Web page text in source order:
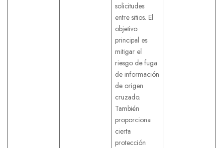
solicitudes
entre sitios. El
objetivo
principal es
mitigar el
riesgo de fuga
de información
de origen
cruzado.
También
proporciona
cierta
protección